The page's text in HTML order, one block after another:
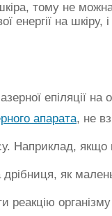
тому не можна
енергії на
епіляції на
апарата, не
Наприклад, якщо
як
реакцію